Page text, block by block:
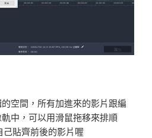
空間，所有加進來的影片跟編
中，可以用滑鼠拖移來排順
貼齊前後的影片喔